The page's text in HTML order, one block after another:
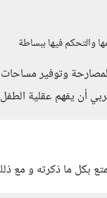
والتحكم فيها ببساطة
وتوفير
أن يفهم عقلية
بكل ما ذكرته و مع